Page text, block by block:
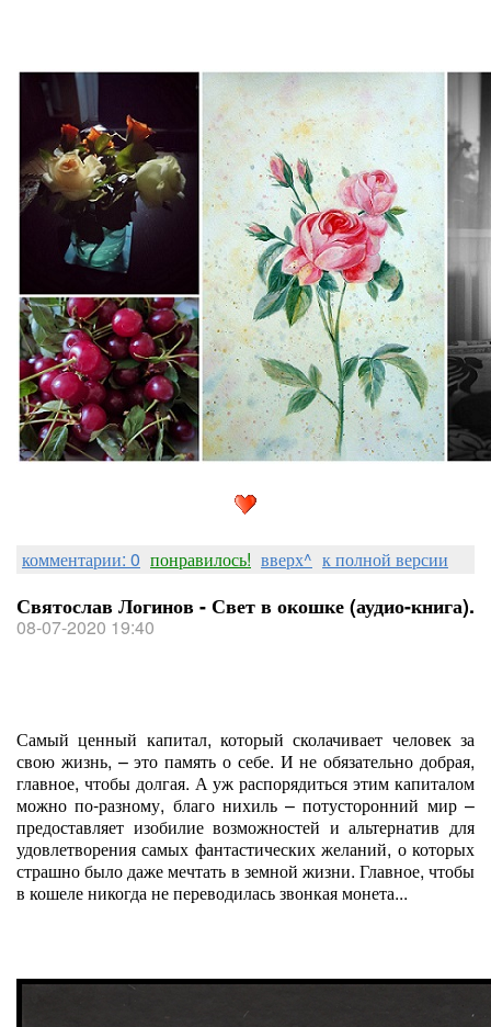
комментарии: 0 понравилось! вверх^ к полной версии
Святослав Логинов - Свет в окошке (аудио-книга).
08-07-2020 19:40
Самый ценный капитал, который сколачивает человек за
свою жизнь, – это память о себе. И не обязательно добрая,
главное, чтобы долгая. А уж распорядиться этим капиталом
можно по-разному, благо нихиль – потусторонний мир –
предоставляет изобилие возможностей и альтернатив для
удовлетворения самых фантастических желаний, о которых
страшно было даже мечтать в земной жизни. Главное, чтобы
в кошеле никогда не переводилась звонкая монета...